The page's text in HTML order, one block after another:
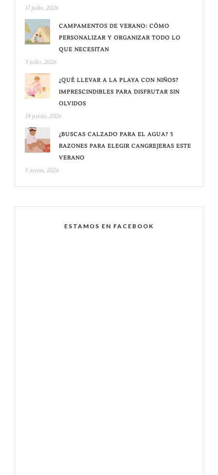
17 julio, 2026
CAMPAMENTOS DE VERANO: CÓMO
PERSONALIZAR Y ORGANIZAR TODO LO
QUE NECESITAN
3 julio, 2026
¿QUÉ LLEVAR A LA PLAYA CON NIÑOS?
IMPRESCINDIBLES PARA DISFRUTAR SIN
OLVIDOS
18 junio, 2026
¿BUSCAS CALZADO PARA EL AGUA? 5
RAZONES PARA ELEGIR CANGREJERAS ESTE
VERANO
5 junio, 2026
ESTAMOS EN FACEBOOK